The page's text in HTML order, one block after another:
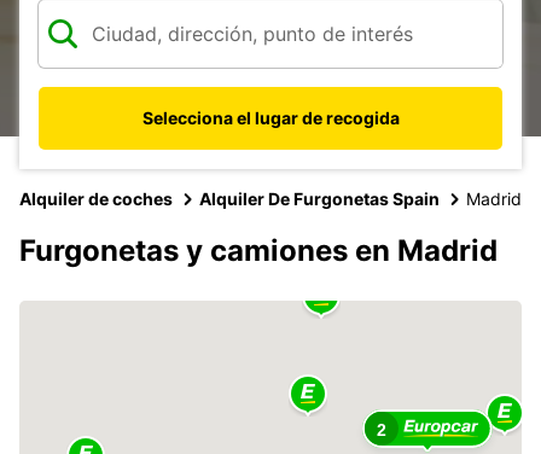
Selecciona el lugar de recogida
Alquiler de coches Alquiler De Furgonetas Spain Madrid
Furgonetas y camiones en Madrid
2